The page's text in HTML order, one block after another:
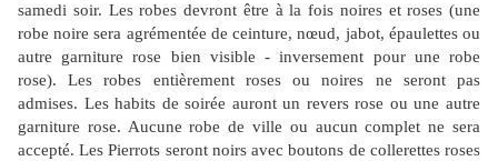
samedi soir. Les robes devront être à la fois noires et roses (une
robe noire sera agrémentée de ceinture, nœud, jabot, épaulettes ou
autre garniture rose bien visible - inversement pour une robe
rose). Les robes entièrement roses ou noires ne seront pas
admises. Les habits de soirée auront un revers rose ou une autre
garniture rose. Aucune robe de ville ou aucun complet ne sera
accepté. Les Pierrots seront noirs avec boutons de collerettes roses